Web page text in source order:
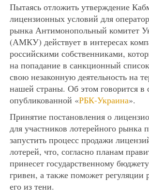
Пытаясь отложить утверждение
лицензионных условий для
рынка Антимонопольный комитет
(АМКУ) действует в интересах
российскими собственниками,
на попадание в санкционный
свою незаконную деятельность на
нашей страны. Об этом говорится в
опубликованной «РБК-Украина».
Принятие постановления о
для участников лотерейного рынка
запустить процесс продажи
лотерей, что, согласно планам
принесет государственному
гривен, а также поможет
его из тени.